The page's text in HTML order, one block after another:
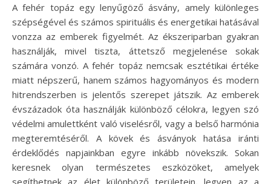
A fehér topáz egy lenyűgöző ásvány, amely különleges
szépségével és számos spirituális és energetikai hatásával
vonzza az emberek figyelmét. Az ékszeriparban gyakran
használják, mivel tiszta, áttetsző megjelenése sokak
számára vonzó. A fehér topáz nemcsak esztétikai értéke
miatt népszerű, hanem számos hagyományos és modern
hitrendszerben is jelentős szerepet játszik. Az emberek
évszázadok óta használják különböző célokra, legyen szó
védelmi amulettként való viselésről, vagy a belső harmónia
megteremtéséről. A kövek és ásványok hatása iránti
érdeklődés napjainkban egyre inkább növekszik. Sokan
keresnek olyan természetes eszközöket, amelyek
segíthetnek az élet különböző területein, legyen az a